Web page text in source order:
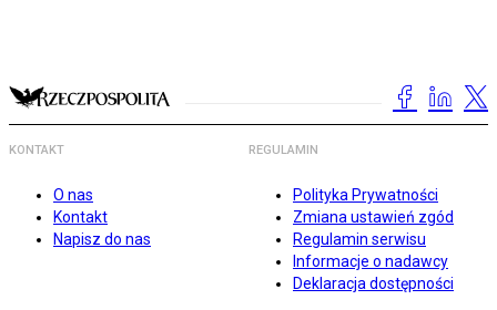
KONTAKT
O nas
Kontakt
Napisz do nas
REGULAMIN
Polityka Prywatności
Zmiana ustawień zgód
Regulamin serwisu
Informacje o nadawcy
Deklaracja dostępności